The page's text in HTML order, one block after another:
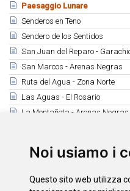
Noi usiamo i
Questo sito web utilizza
Paesaggio Lunare
Senderos en Teno
Sendero de los Sentidos
San Juan del Reparo -
San Marcos - Arenas Negras
Ruta del Agua - Zona Norte
Las Aguas - El Rosario
La Montañeta - Arenas Negras
Roque del Conde
Montaña Roja - Montaña Pelada